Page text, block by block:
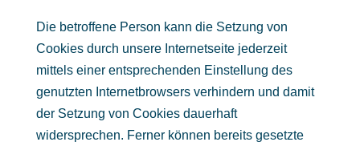
Die betroffene Person kann die Setzung von
Cookies durch unsere Internetseite jederzeit
mittels einer entsprechenden Einstellung des
genutzten Internetbrowsers verhindern und damit
der Setzung von Cookies dauerhaft
widersprechen. Ferner können bereits gesetzte